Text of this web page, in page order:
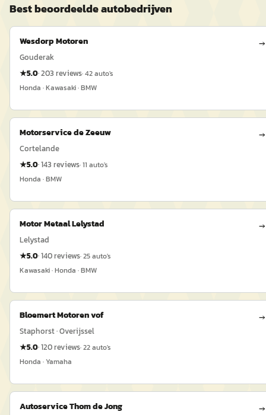
Best beoordeeldeautobedrijven
Wesdorp Motoren →
Gouderak
★5.0·203 reviews·42auto's
Honda · Kawasaki · BMW
Motorservice de Zeeuw →
Cortelande
★5.0·143 reviews·11 auto's
Honda · BMW
Motor Metaal Lelystad →
Lelystad
★5.0·140reviews·25auto's
Kawasaki · Honda · BMW
Bloemert Motoren vof →
Staphorst · Overijssel
★5.0·120reviews·22auto's
Honda · Yamaha
Autoservice Thom de Jong →